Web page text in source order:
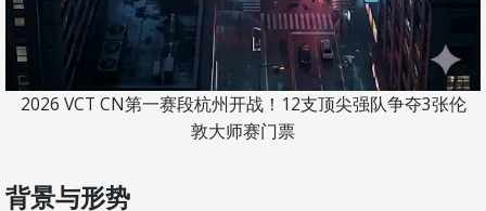
2026 VCT CN第一赛段杭州开战！12支顶尖强队争夺3张伦
敦大师赛门票
背景与形势